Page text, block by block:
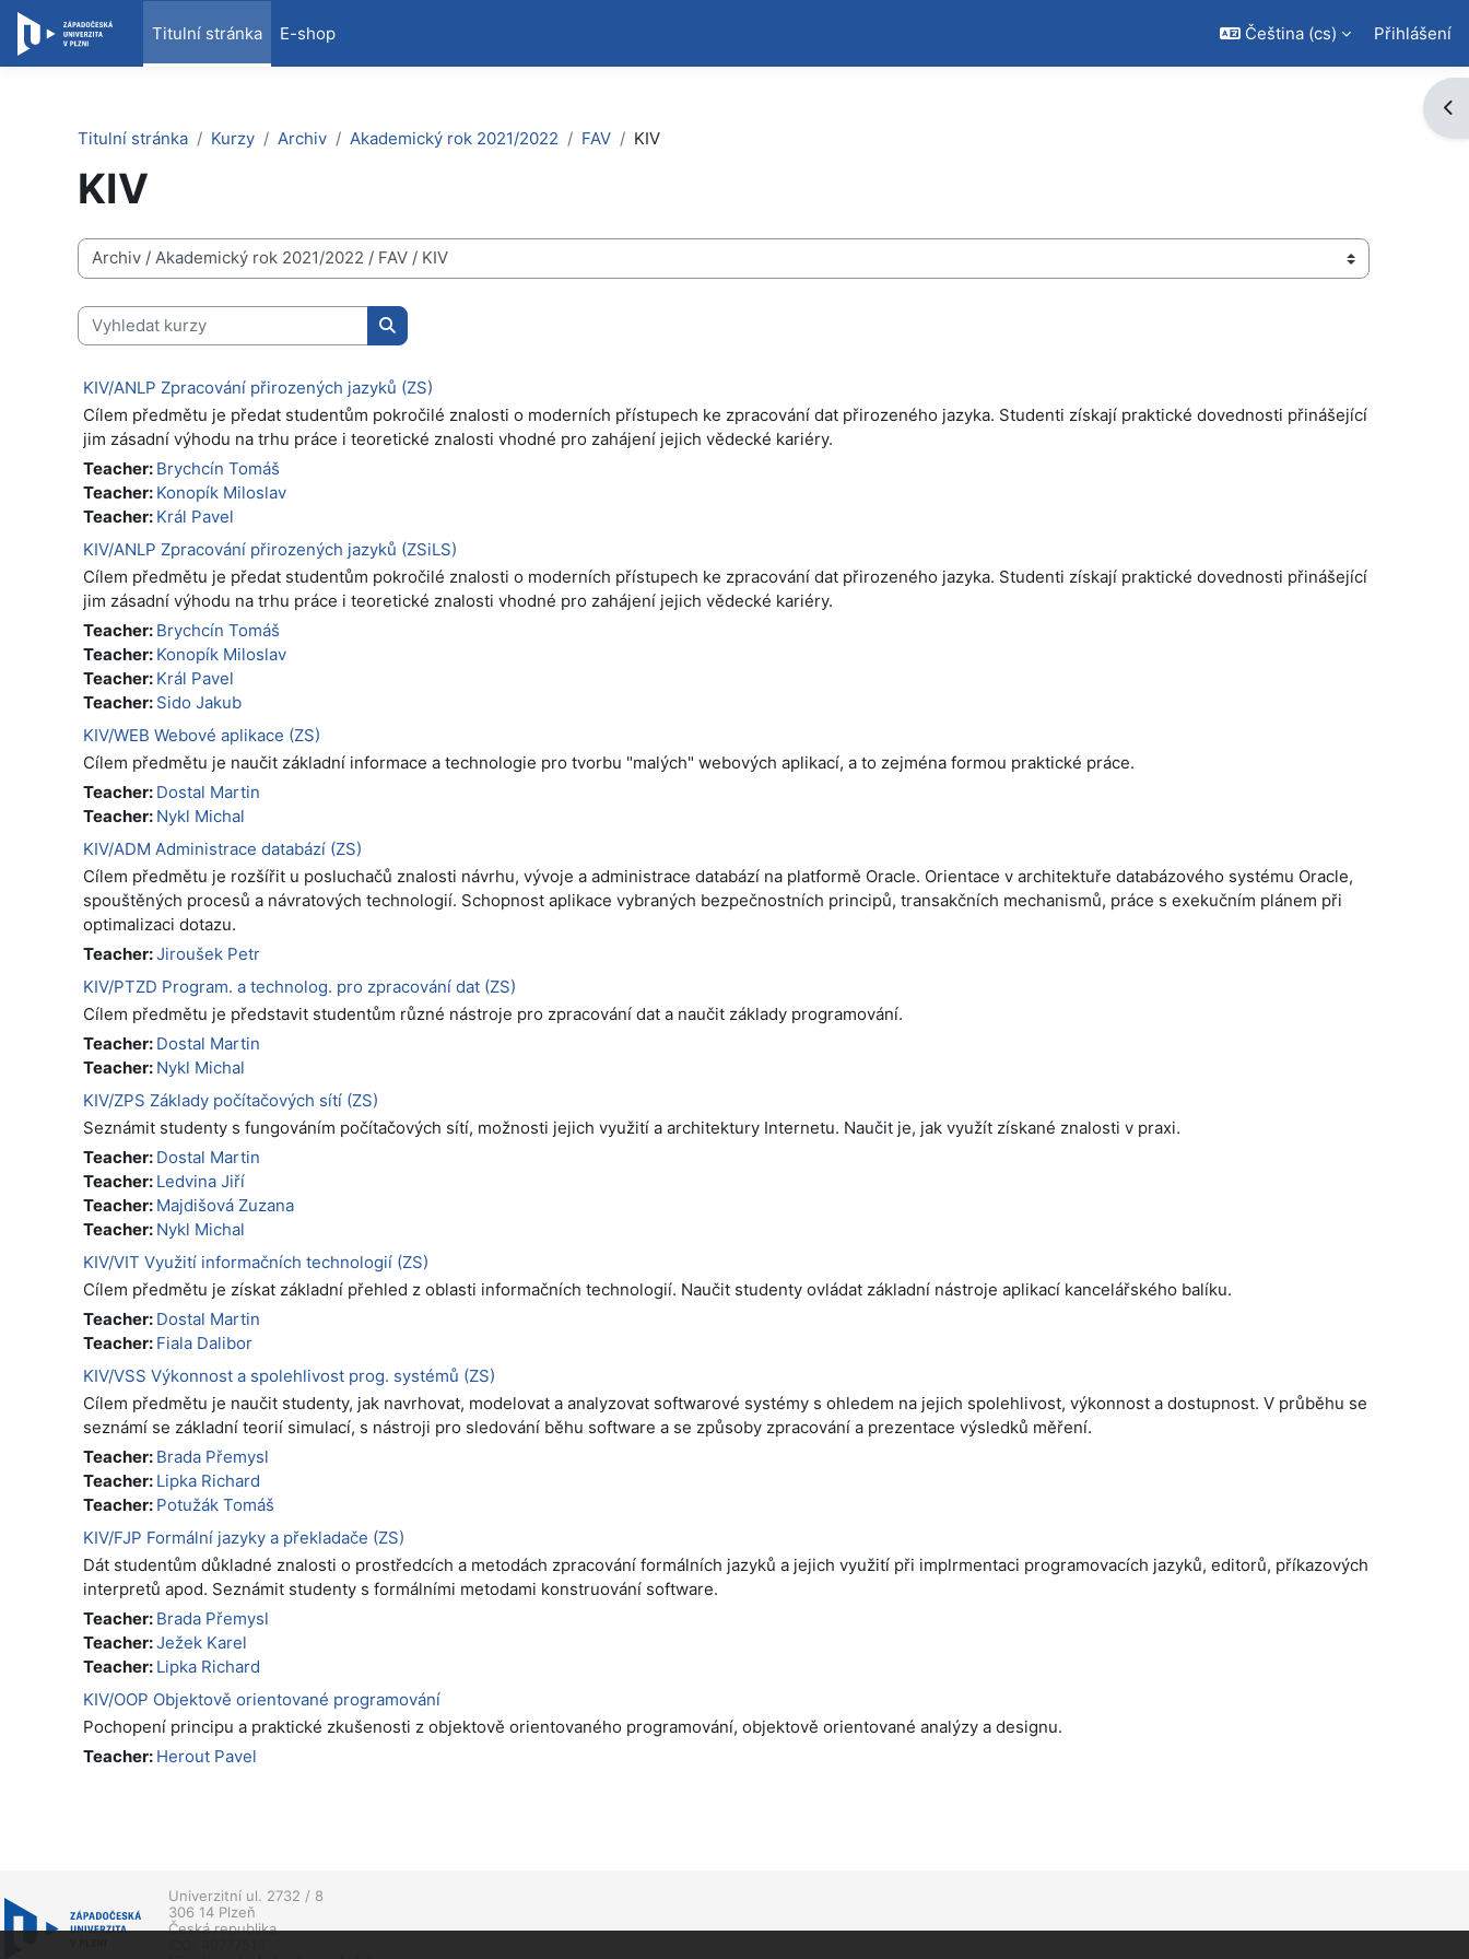
Přejít k hlavnímu obsahu
Titulní stránka
E-shop Čeština ‎(cs)‎ Přihlášení
Titulní stránka
Kurzy Archiv Akademický rok 2021/2022 FAV KIV
KIV
Kategorie kurzů
Vyhledat kurzy
Vyhledat kurzy
KIV/ANLP Zpracování přirozených jazyků (ZS)
Cílem předmětu je předat studentům pokročilé znalosti o moderních přístupech ke zpracování dat přirozeného jazyka. Studenti získají praktické dovednosti přinášející
jim zásadní výhodu na trhu práce i teoretické znalosti vhodné pro zahájení jejich vědecké kariéry.
Teacher: Brychcín Tomáš
Teacher: Konopík Miloslav
Teacher: Král Pavel
KIV/ANLP Zpracování přirozených jazyků (ZSiLS)
Cílem předmětu je předat studentům pokročilé znalosti o moderních přístupech ke zpracování dat přirozeného jazyka. Studenti získají praktické dovednosti přinášející
jim zásadní výhodu na trhu práce i teoretické znalosti vhodné pro zahájení jejich vědecké kariéry.
Teacher: Brychcín Tomáš
Teacher: Konopík Miloslav
Teacher: Král Pavel
Teacher: Sido Jakub
KIV/WEB Webové aplikace (ZS)
Cílem předmětu je naučit základní informace a technologie pro tvorbu "malých" webových aplikací, a to zejména formou praktické práce.
Teacher: Dostal Martin
Teacher: Nykl Michal
KIV/ADM Administrace databází (ZS)
Cílem předmětu je rozšířit u posluchačů znalosti návrhu, vývoje a administrace databází na platformě Oracle. Orientace v architektuře databázového systému Oracle,
spouštěných procesů a návratových technologií. Schopnost aplikace vybraných bezpečnostních principů, transakčních mechanismů, práce s exekučním plánem při
optimalizaci dotazu.
Teacher:Jiroušek Petr
KIV/PTZD Program. a technolog. pro zpracování dat (ZS)
Cílem předmětu je představit studentům různé nástroje pro zpracování dat a naučit základy programování.
Teacher: Dostal Martin
Teacher: Nykl Michal
KIV/ZPS Základy počítačových sítí (ZS)
Seznámit studenty s fungováním počítačových sítí, možnosti jejich využití a architektury Internetu. Naučit je, jak využít získané znalosti v praxi.
Teacher: Dostal Martin
Teacher: Ledvina Jiří
Teacher: Majdišová Zuzana
Teacher: Nykl Michal
KIV/VIT Využití informačních technologií (ZS)
Cílem předmětu je získat základní přehled z oblasti informačních technologií. Naučit studenty ovládat základní nástroje aplikací kancelářského balíku.
Teacher: Dostal Martin
Teacher: Fiala Dalibor
KIV/VSS Výkonnost a spolehlivost prog. systémů (ZS)
Cílem předmětu je naučit studenty, jak navrhovat, modelovat a analyzovat softwarové systémy s ohledem na jejich spolehlivost, výkonnost a dostupnost. V průběhu se
seznámí se základní teorií simulací, s nástroji pro sledování běhu software a se způsoby zpracování a prezentace výsledků měření.
Teacher: Brada Přemysl
Teacher: Lipka Richard
Teacher: Potužák Tomáš
KIV/FJP Formální jazyky a překladače (ZS)
Dát studentům důkladné znalosti o prostředcích a metodách zpracování formálních jazyků a jejich využití při implrmentaci programovacích jazyků, editorů, příkazových
interpretů apod. Seznámit studenty s formálními metodami konstruování software.
Teacher: Brada Přemysl
Teacher:Ježek Karel
Teacher: Lipka Richard
KIV/OOP Objektově orientované programování
Pochopení principu a praktické zkušenosti z objektově orientovaného programování, objektově orientované analýzy a designu.
Teacher: Herout Pavel
Univerzitní ul. 2732 / 8
306 14 Plzeň
Česká republika